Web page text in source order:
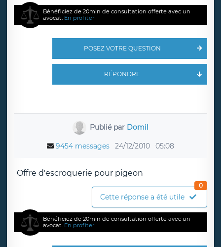
Bénéficiez de 20min de consultation offerte avec un
avocat. En profiter
POSEZ VOTRE QUESTION
RÉPONDRE
Publié par Domil
9454 messages 24/12/2010 05:08
Offre d'escroquerie pour pigeon
Cette réponse a été utile
0
Bénéficiez de 20min de consultation offerte avec un
avocat. En profiter